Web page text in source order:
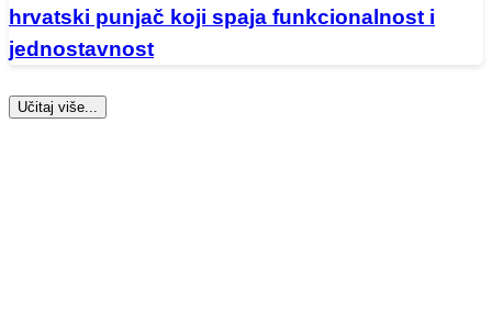
hrvatski punjač koji spaja funkcionalnost i
jednostavnost
Učitaj više...